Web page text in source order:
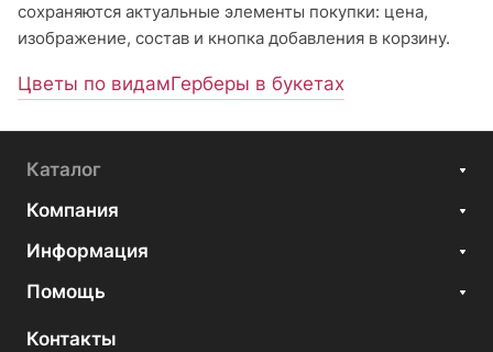
сохраняются актуальные элементы покупки: цена,
изображение, состав и кнопка добавления в корзину.
Цветы по видамГерберы в букетах
Каталог
Компания
Информация
Помощь
Контакты